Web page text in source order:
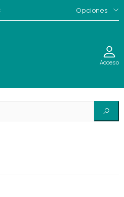
Opciones
Acceso